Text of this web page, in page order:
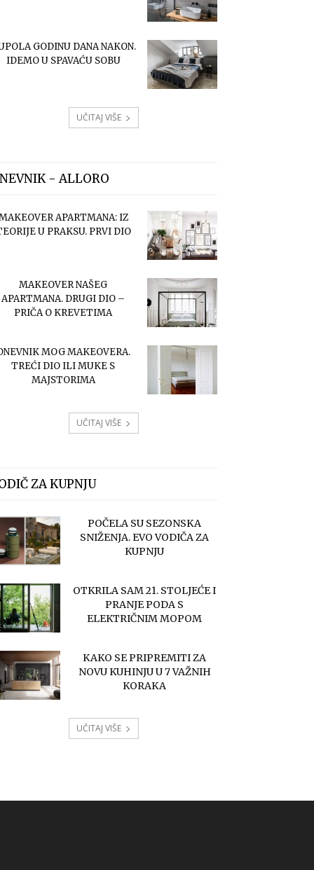
GODINU DANA NAKON.
IDEMO U SPAVAĆU SOBU
UČITAJ VIŠE
- ALLORO
APARTMANA: IZ
U PRAKSU. PRVI DIO
MAKEOVER NAŠEG
APARTMANA. DRUGI DIO –
PRIČA O KREVETIMA
MOG MAKEOVERA.
TREĆI DIO ILI MUKE S
MAJSTORIMA
UČITAJ VIŠE
ZA KUPNJU
POČELA SU SEZONSKA
SNIŽENJA. EVO VODIČA ZA
KUPNJU
OTKRILA SAM 21. STOLJEĆE I
PRANJE PODA S
ELEKTRIČNIM MOPOM
KAKO SE PRIPREMITI ZA
NOVU KUHINJU U 7 VAŽNIH
KORAKA
UČITAJ VIŠE